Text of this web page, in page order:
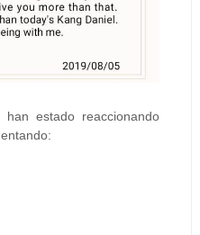
estado reaccionando